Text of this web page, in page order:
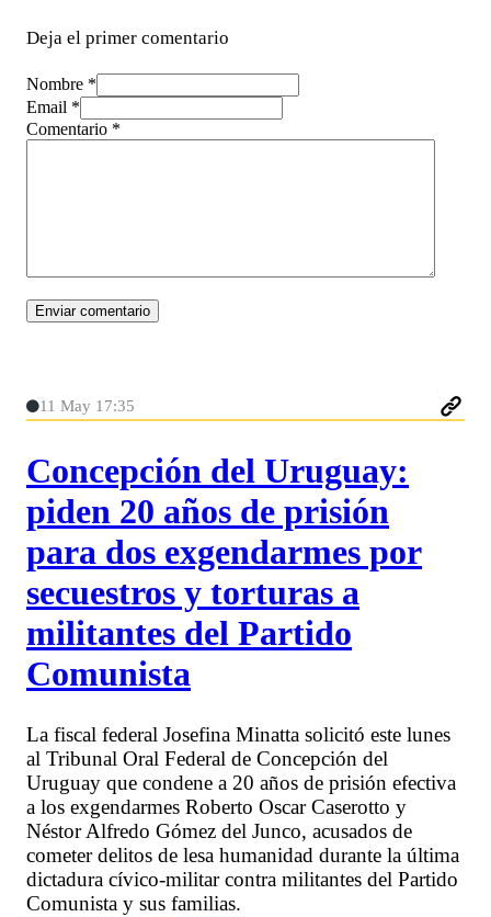
Deja el primer comentario
Nombre *
Email *
Comentario *
11 May 17:35
Concepción del Uruguay:
piden 20 años de prisión
para dos exgendarmes por
secuestros y torturas a
militantes del Partido
Comunista
La fiscal federal Josefina Minatta solicitó este lunes
al Tribunal Oral Federal de Concepción del
Uruguay que condene a 20 años de prisión efectiva
a los exgendarmes Roberto Oscar Caserotto y
Néstor Alfredo Gómez del Junco, acusados de
cometer delitos de lesa humanidad durante la última
dictadura cívico-militar contra militantes del Partido
Comunista y sus familias.